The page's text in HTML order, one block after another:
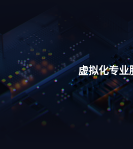
虚拟化专业